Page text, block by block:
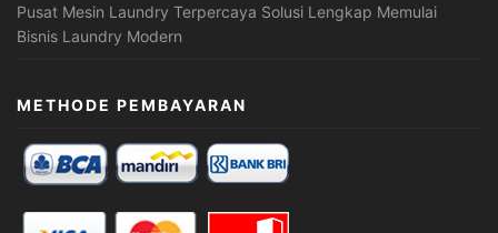
Pusat Mesin Laundry Terpercaya Solusi Lengkap Memulai
Bisnis Laundry Modern
METHODE PEMBAYARAN